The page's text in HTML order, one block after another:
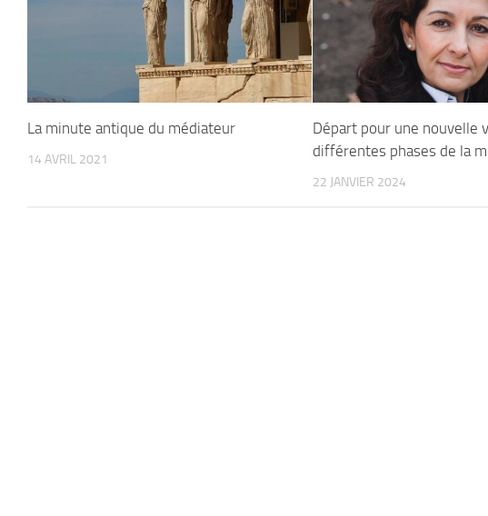
La minute antique du médiateur
14 AVRIL 2021
Départ pour une nouvelle
différentes phases de la
22 JANVIER 2024